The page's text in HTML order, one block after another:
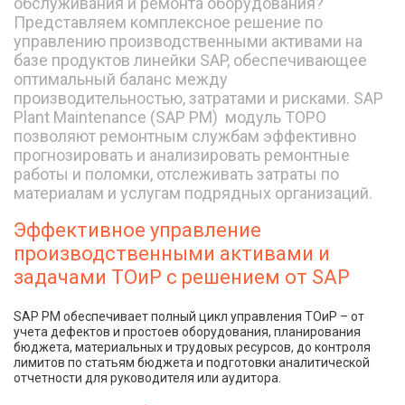
Представляем комплексное решение по
управлению производственными активами на
базе продуктов линейки SAP, обеспечивающее
оптимальный баланс между
производительностью, затратами и рисками. SAP
Plant Maintenance (SAP PM) модуль ТОРО
позволяют ремонтным службам эффективно
прогнозировать и анализировать ремонтные
работы и поломки, отслеживать затраты по
материалам и услугам подрядных организаций.
Эффективное управление
производственными активами и
задачами ТОиР с решением от SAP
SAP PM обеспечивает полный цикл управления ТОиР – от
учета дефектов и простоев оборудования, планирования
бюджета, материальных и трудовых ресурсов, до контроля
лимитов по статьям бюджета и подготовки аналитической
отчетности для руководителя или аудитора.